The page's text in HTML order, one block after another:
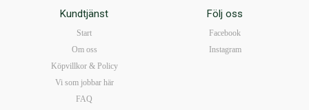
Kundtjänst
Start
Om oss
Köpvillkor & Policy
Vi som jobbar här
FAQ
Följ oss
Facebook
Instagram